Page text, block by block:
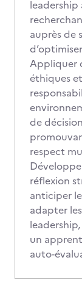
leadership
auprès de
Appliquer
éthiques
de
respect
réflexion
anticiper
adapter
un
auto-